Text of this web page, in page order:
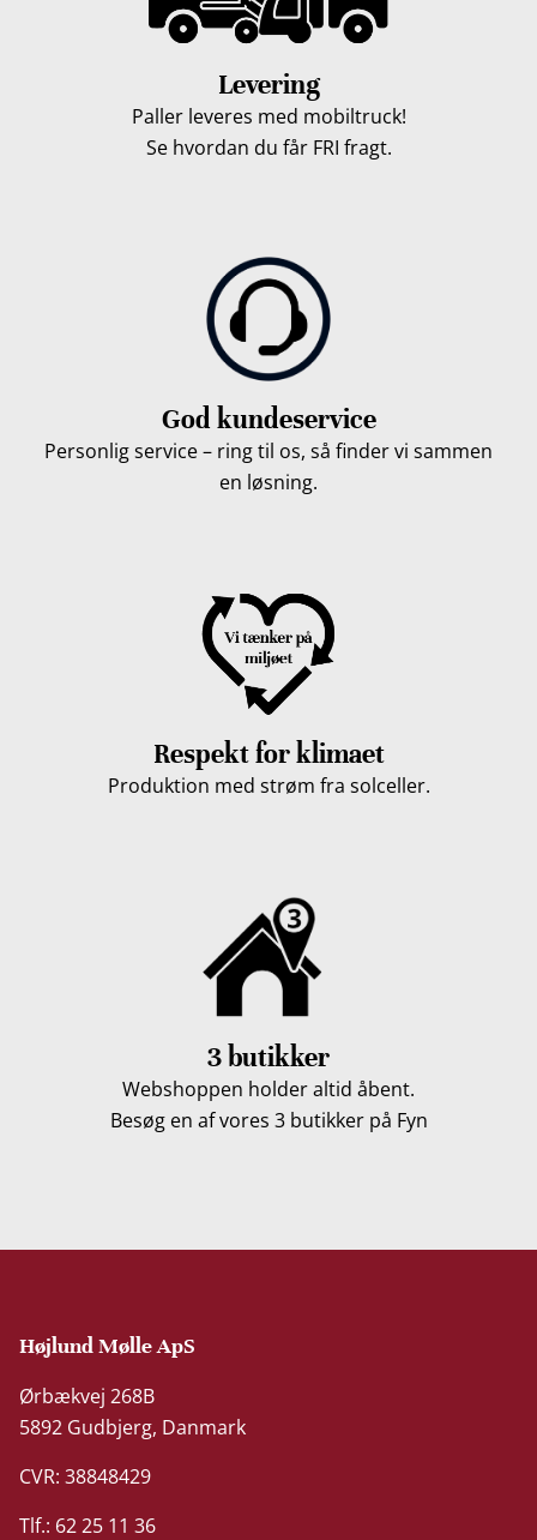
Levering
Paller leveres med mobiltruck!
Se hvordan du får FRI fragt.
God kundeservice
Personlig service – ring til os, så finder vi sammen
en løsning.
Respekt for klimaet
Produktion med strøm fra solceller.
3 butikker
Webshoppen holder altid åbent.
Besøg en af vores 3 butikker på Fyn
Højlund Mølle ApS
Ørbækvej 268B
5892 Gudbjerg, Danmark
CVR: 38848429
Tlf.: 62 25 11 36